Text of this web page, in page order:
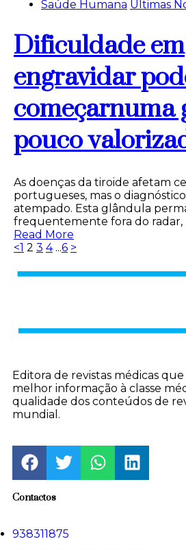
Saúde Humana Últimas
Dificuldade em
engravidar
começarnuma
pouco
As doenças da tiroide afetam
portugueses, mas o
atempado. Esta glândula
frequentemente fora do radar,
Read More
<1 2 3 4 ...6 >
Editora de revistas médicas
melhor informação à classe
qualidade dos conteúdos de
mundial.
Contactos
938311875